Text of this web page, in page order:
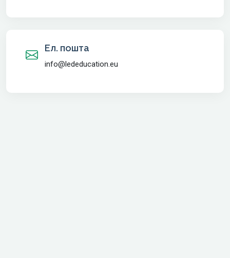
Ел. пошта
info@lededucation.eu